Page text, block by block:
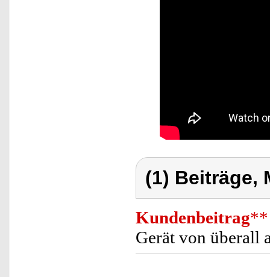
(1) Beiträge,
Kundenbeitrag**
Gerät von überall